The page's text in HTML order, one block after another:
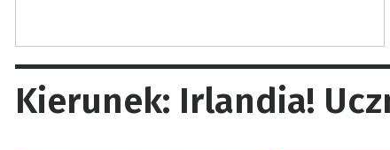
Kierunek: Irlandia!